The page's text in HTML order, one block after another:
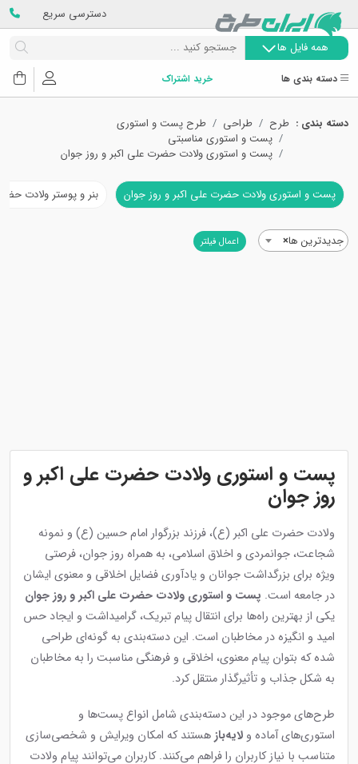
دسترسی سریع
همه فایل ها
دسته بندی ها خرید اشتراک
دسته بندی : طرح طراحی
طرح پست و استوری
پست و استوری مناسبتی
پست و استوری ولادت حضرت علی اکبر و روز جوان
پست و استوری ولادت حضرت علی اکبر و روز جوان بنر و پوستر ولادت
×جدیدترین ها اعمال فیلتر
پست و استوری ولادت حضرت علی اکبر و
روز جوان
ولادت حضرت علی اکبر (ع)، فرزند بزرگوار امام حسین (ع) و نمونه
شجاعت، جوانمردی و اخلاق اسلامی، به همراه روز جوان، فرصتی
ویژه برای بزرگداشت جوانان و یادآوری فضایل اخلاقی و معنوی ایشان
در جامعه است. پست و استوری ولادت حضرت علی اکبر و روز جوان
یکی از بهترین راه‌ها برای انتقال پیام تبریک، گرامیداشت و ایجاد حس
امید و انگیزه در مخاطبان است. این دسته‌بندی به گونه‌ای طراحی
شده که بتوان پیام معنوی، اخلاقی و فرهنگی مناسبت را به مخاطبان
به شکل جذاب و تأثیرگذار منتقل کرد.
طرح‌های موجود در این دسته‌بندی شامل انواع پست‌ها و
استوری‌های آماده و لایه‌بازهستند که امکان ویرایش و شخصی‌سازی
متناسب با نیاز کاربران را فراهم می‌کنند. کاربران می‌توانند پیام ولادت